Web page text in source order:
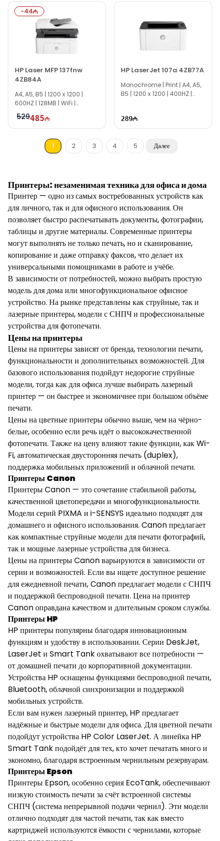
-44
HP Laser MFP 137fnw
4ZB84A
A4, A5, B5 | 1200 x 1200 |
600HZ | 128MB | WiFi |
TG0852
529485
HP LaserJet 107a 4ZB77A
Monochrome | Print | A4, A5,
B5 | 1200 x 1200 | 400HZ |
289
1 2 3 4 5 Далее
Принтеры: незаменимая техника для офиса и дома
Принтер — одно из самых востребованных устройств как
для личного, так и для офисного использования. Он
позволяет быстро распечатывать документы, фотографии,
таблицы и другие материалы. Современные принтеры
могут выполнять не только печать, но и сканирование,
копирование и даже отправку факсов, что делает их
универсальными помощниками в работе и учёбе.
В зависимости от потребностей, можно выбрать простую
модель для дома или многофункциональное офисное
устройство. На рынке представлены как струйные, так и
лазерные принтеры, модели с СНПЧ и профессиональные
устройства для фотопечати.
Цены на принтеры
Цены на принтеры зависят от бренда, технологии печати,
функциональности и дополнительных возможностей. Для
базового использования подойдут недорогие струйные
модели, тогда как для офиса лучше выбирать лазерный
принтер — он быстрее и экономичнее при большом объёме
печати.
Цены на цветные принтеры обычно выше, чем на чёрно-
белые, особенно если речь идёт о высококачественной
фотопечати. Также на цену влияют такие функции, как Wi-
Fi, автоматическая двусторонняя печать (duplex),
поддержка мобильных приложений и облачной печати.
Принтеры Canon
Принтеры Canon — это сочетание стабильной работы,
качественной цветопередачи и многофункциональности.
Модели серий PIXMA и i-SENSYS идеально подходят для
домашнего и офисного использования. Canon предлагает
как компактные струйные модели для печати фотографий,
так и мощные лазерные устройства для бизнеса.
Цены на принтеры Canon варьируются в зависимости от
серии и возможностей. Если вы ищете доступное решение
для ежедневной печати, Canon предлагает модели с СНПЧ
и поддержкой беспроводной печати. Цена на принтер
Canon оправдана качеством и длительным сроком службы.
Принтеры HP
HP принтеры популярны благодаря инновационным
функциям и удобству в использовании. Серии DeskJet,
LaserJet и Smart Tank охватывают все потребности —
от домашней печати до корпоративной документации.
Устройства HP оснащены функциями беспроводной печати,
Bluetooth, облачной синхронизации и поддержкой
мобильных устройств.
Если вам нужен лазерный принтер, HP предлагает
надёжные и быстрые модели для офиса. Для цветной печати
подойдут устройства HP Color LaserJet. А линейка HP
Smart Tank подойдёт для тех, кто хочет печатать много и
экономно, благодаря встроенным чернильным резервуарам.
Принтеры Epson
Принтеры Epson, особенно серия EcoTank, обеспечивают
низкую стоимость печати за счёт встроенной системы
СНПЧ (система непрерывной подачи чернил). Эти модели
отлично подходят для частой печати, так как вместо
картриджей используются ёмкости с чернилами, которые